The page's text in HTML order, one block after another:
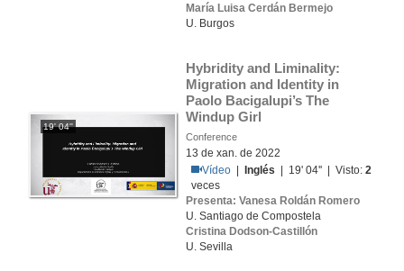
María Luisa Cerdán Bermejo
U. Burgos
19' 04''
Hybridity and Liminality:
Migration and Identity in
Paolo Bacigalupi’s The
Windup Girl
Conference
13 de xan. de 2022
Vídeo
Inglés | 19' 04'' | Visto:2
veces
Presenta: Vanesa Roldán Romero
U. Santiago de Compostela
Cristina Dodson-Castillón
U. Sevilla